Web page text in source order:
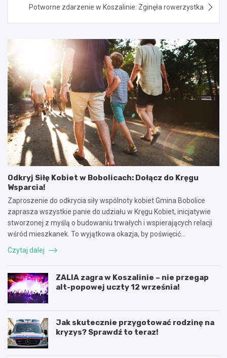
Potworne zdarzenie w Koszalinie: Zginęła rowerzystka
Odkryj Siłę Kobiet w Bobolicach: Dołącz do Kręgu
Wsparcia!
Zaproszenie do odkrycia siły wspólnoty kobiet Gmina Bobolice
zaprasza wszystkie panie do udziału w Kręgu Kobiet, inicjatywie
stworzonej z myślą o budowaniu trwałych i wspierających relacji
wśród mieszkanek. To wyjątkowa okazja, by poświęcić…
Czytaj dalej
ZALIA zagra w Koszalinie – nie przegap
alt-popowej uczty 12 września!
Jak skutecznie przygotować rodzinę na
kryzys? Sprawdź to teraz!